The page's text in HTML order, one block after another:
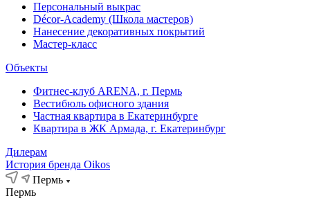
Персональный выкрас
Décor-Academy (Школа мастеров)
Нанесение декоративных покрытий
Мастер-класс
Объекты
Фитнес-клуб ARENA, г. Пермь
Вестибюль офисного здания
Частная квартира в Екатеринбурге
Квартира в ЖК Армада, г. Екатеринбург
Дилерам
История бренда Oikos
Пермь
Пермь